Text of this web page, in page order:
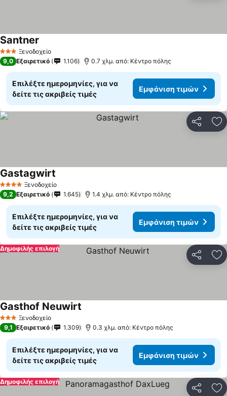
3 ΑστέριαΞενοδοχείο
Santner
9,0 Εξαιρετικό 1.106 0.7 χλμ. από: Κέντρο πόλης
Επιλέξτε ημερομηνίες, για να
δείτε τις ακριβείς τιμές
Εμφάνιση τιμών
4 ΑστέριαΞενοδοχείο
Gastagwirt
9,2 Εξαιρετικό 1.645 1.4 χλμ. από: Κέντρο πόλης
Επιλέξτε ημερομηνίες, για να
δείτε τις ακριβείς τιμές
Εμφάνιση τιμών
Δημοφιλής επιλογή
3 ΑστέριαΞενοδοχείο
Gasthof Neuwirt
9,1 Εξαιρετικό 1.309 0.3 χλμ. από: Κέντρο πόλης
Επιλέξτε ημερομηνίες, για να
δείτε τις ακριβείς τιμές
Εμφάνιση τιμών
Δημοφιλής επιλογή